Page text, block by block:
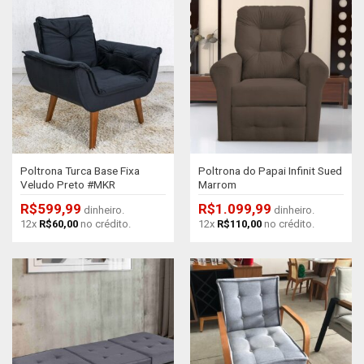
Poltrona Turca Base Fixa
Veludo Preto #MKR
R$599,99 dinheiro.
12x R$60,00no crédito.
Poltrona do Papai Infinit Sued
Marrom
R$1.099,99 dinheiro.
12x R$110,00no crédito.